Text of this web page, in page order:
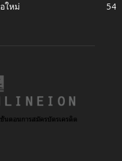
ใหม่
54